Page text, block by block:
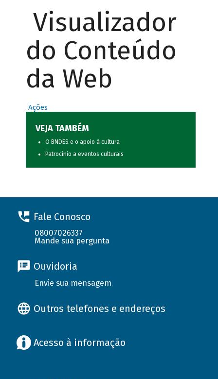
Visualizador
do Conteúdo
da Web
Ações
VEJA TAMBÉM
O BNDES e o apoio à cultura
Patrocínio a eventos culturais
Fale Conosco
08007026337
Mande sua pergunta
Ouvidoria
Envie sua mensagem
Outros telefones e endereços
Acesso à informação